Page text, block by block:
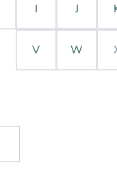
I J
V W